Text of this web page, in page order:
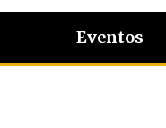
Eventos